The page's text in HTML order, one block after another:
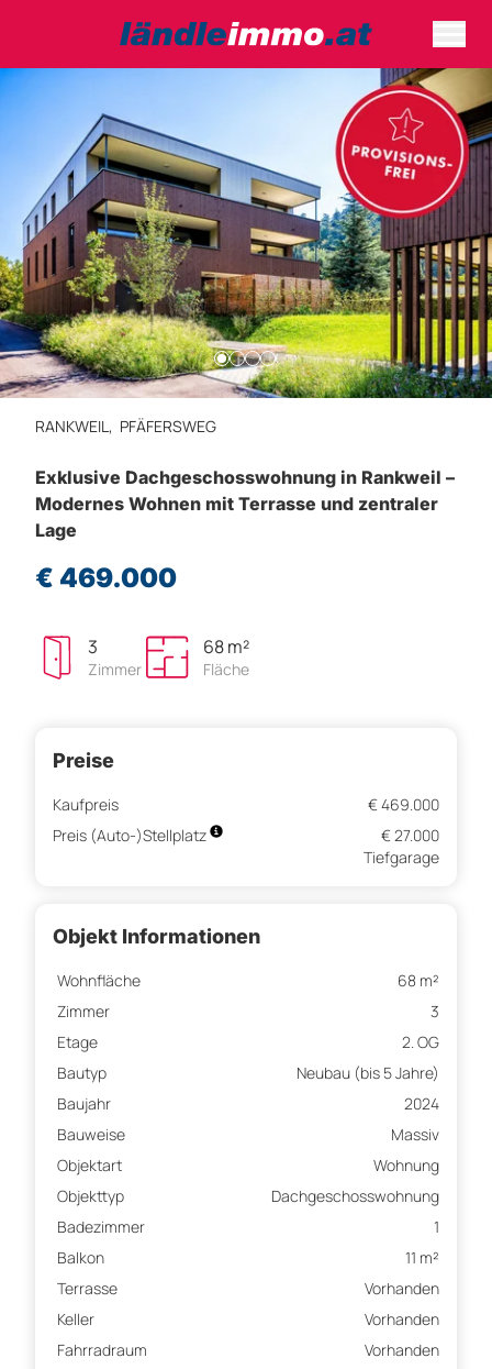
RANKWEIL, PFÄFERSWEG
Exklusive Dachgeschosswohnung in Rankweil –
Modernes Wohnen mit Terrasse und zentraler
Lage
€ 469.000
3
Zimmer
68 m²
Fläche
Preise
Kaufpreis
€ 469.000
Preis (Auto-)Stellplatz
€ 27.000
Tiefgarage
Objekt Informationen
Wohnfläche
68 m²
Zimmer
3
Etage
2. OG
Bautyp
Neubau (bis 5 Jahre)
Baujahr
2024
Bauweise
Massiv
Objektart
Wohnung
Objekttyp
Dachgeschosswohnung
Badezimmer
1
Balkon
11 m²
Terrasse
Vorhanden
Keller
Vorhanden
Fahrradraum
Vorhanden